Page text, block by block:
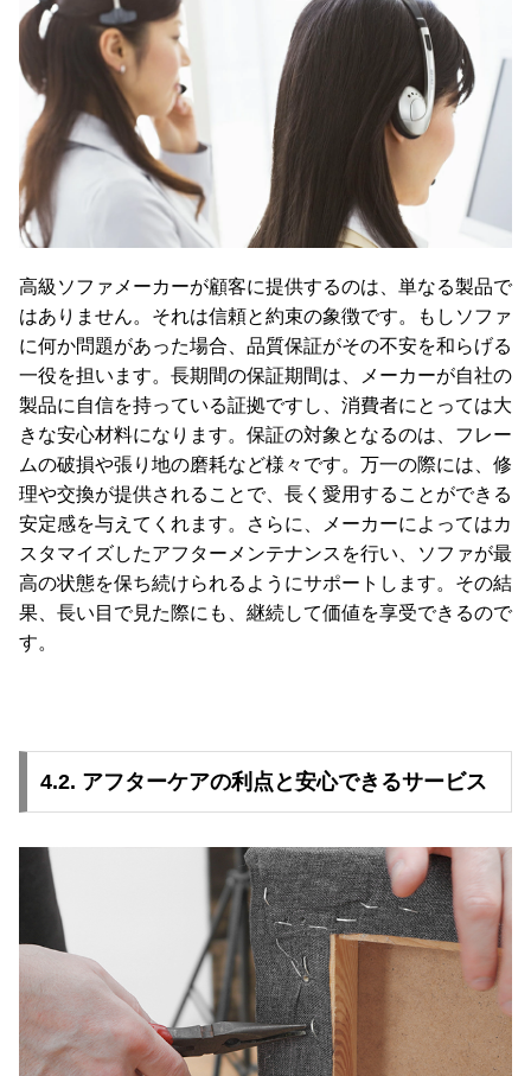
高級ソファメーカーが顧客に提供するのは、単なる製品で
はありません。それは信頼と約束の象徴です。もしソファ
に何か問題があった場合、品質保証がその不安を和らげる
一役を担います。長期間の保証期間は、メーカーが自社の
製品に自信を持っている証拠ですし、消費者にとっては大
きな安心材料になります。保証の対象となるのは、フレー
ムの破損や張り地の磨耗など様々です。万一の際には、修
理や交換が提供されることで、長く愛用することができる
安定感を与えてくれます。さらに、メーカーによってはカ
スタマイズしたアフターメンテナンスを行い、ソファが最
高の状態を保ち続けられるようにサポートします。その結
果、長い目で見た際にも、継続して価値を享受できるので
す。
4.2. アフターケアの利点と安心できるサービス